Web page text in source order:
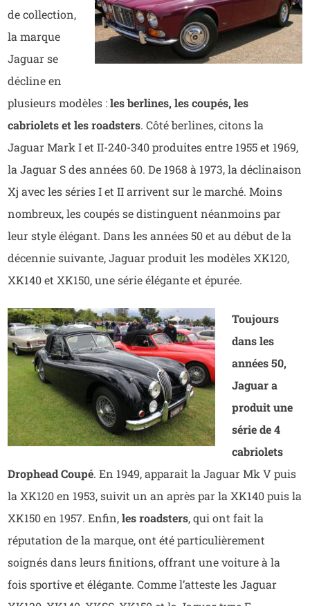
de collection,
la marque
Jaguar se
décline en
plusieurs modèles :les berlines, les coupés, les
cabriolets et les roadsters. Côté berlines, citons la
Jaguar Mark I et II-240-340 produites entre 1955 et 1969,
la Jaguar S des années 60. De 1968 à 1973, la déclinaison
Xj avec les séries I et II arrivent sur le marché. Moins
nombreux, les coupés se distinguent néanmoins par
leur style élégant. Dans les années 50 et au début de la
décennie suivante, Jaguar produit les modèles XK120,
XK140 et XK150, une série élégante et épurée.
Toujours
dans les
années 50,
Jaguar a
produit une
série de 4
cabriolets
Drophead Coupé. En 1949, apparait la Jaguar Mk V puis
la XK120 en 1953, suivit un an après par la XK140 puis la
XK150 en 1957. Enfin,les roadsters, qui ont fait la
réputation de la marque, ont été particulièrement
soignés dans leurs finitions, offrant une voiture à la
fois sportive et élégante. Comme l’atteste les Jaguar